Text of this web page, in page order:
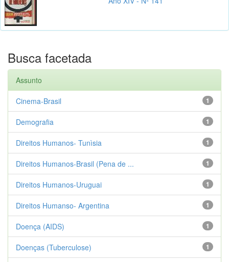
Busca facetada
Assunto
1
Cinema-Brasil
1
Demografia
1
Direitos Humanos- Tunìsia
1
Direitos Humanos-Brasil (Pena de ...
1
Direitos Humanos-Uruguai
1
Direitos Humanso- Argentina
1
Doença (AIDS)
1
Doenças (Tuberculose)